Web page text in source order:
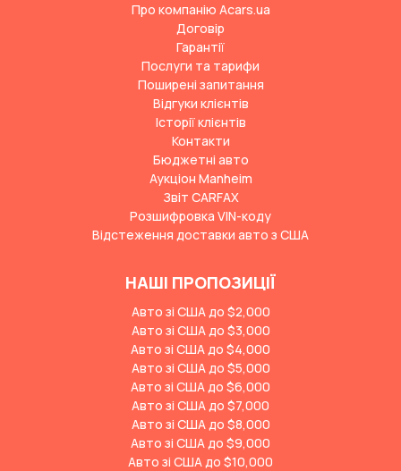
Про компанію Acars.ua
Договір
Гарантії
Послуги та тарифи
Поширені запитання
Відгуки клієнтів
Історії клієнтів
Контакти
Бюджетні авто
Аукціон Manheim
Звіт CARFAX
Розшифровка VIN-коду
Відстеження доставки авто з США
НАШІ ПРОПОЗИЦІЇ
Авто зі США до $2,000
Авто зі США до $3,000
Авто зі США до $4,000
Авто зі США до $5,000
Авто зі США до $6,000
Авто зі США до $7,000
Авто зі США до $8,000
Авто зі США до $9,000
Авто зі США до $10,000